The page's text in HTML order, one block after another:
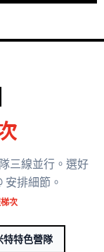
三線並行。選好
排細節。
次
特特色營隊